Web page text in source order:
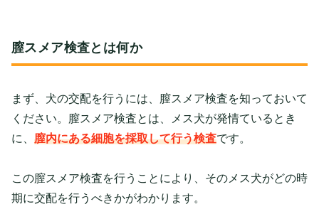
膣スメア検査とは何か
まず、犬の交配を行うには、膣スメア検査を知っておいて
ください。膣スメア検査とは、メス犬が発情ているとき
に、 膣内にある細胞を採取して行う検査です。
この膣スメア検査を行うことにより、そのメス犬がどの時
期に交配を行うべきかがわかります。